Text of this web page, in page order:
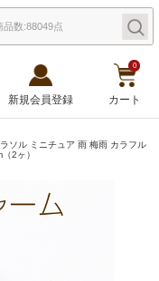
新規会員登録
0
カート
ソル ミニチュア 雨 梅雨 カラフル
2ヶ）